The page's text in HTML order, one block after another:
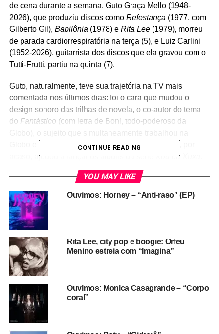
de cena durante a semana. Guto Graça Mello (1948-
2026), que produziu discos como Refestança (1977, com
Gilberto Gil), Babilônia (1978) e Rita Lee(1979), morreu
de parada cardiorrespiratória na terça (5), e Luiz Carlini
(1952-2026), guitarrista dos discos que ela gravou com o
Tutti-Frutti, partiu na quinta (7).
Guto, naturalmente, teve sua trajetória na TV mais
comentada nos últimos dias: foi o cara que mudou o
design sonoro das trilhas de novela, o co-autor do tema
do Fantástico (com letra de Boni, todo-poderoso da
Globo e na gravadora global, a Som Livre – onde, por
acaso, ajudou a lançar os álbuns da sérieXou da Xuxa
CONTINUE READING
YOU MAY LIKE
Ouvimos: Horney – “Anti-raso” (EP)
Rita Lee, city pop e boogie: Orfeu
Menino estreia com “Imagina”
Ouvimos: Monica Casagrande – “Corpo
coral”